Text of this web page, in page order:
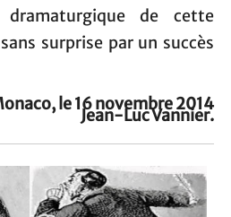
de cette
surprise par un succès
le 16 novembre 2014
Jean-Luc Vannier.